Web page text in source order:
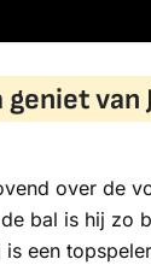
geniet
over de
bal is hij zo
een